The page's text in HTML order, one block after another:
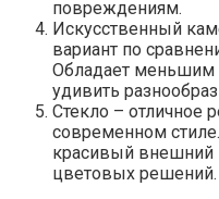
повреждениям.
Искусственный
вариант по
Обладает меньшим
удивить
Стекло – отличное
современном
красивый
цветовых решений.